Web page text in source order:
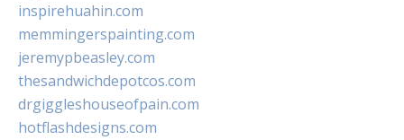
inspirehuahin.com
memmingerspainting.com
jeremypbeasley.com
thesandwichdepotcos.com
drgiggleshouseofpain.com
hotflashdesigns.com